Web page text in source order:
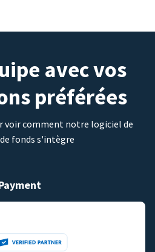
avec vos
préférées
voir comment notre logiciel de
fonds s'intègre